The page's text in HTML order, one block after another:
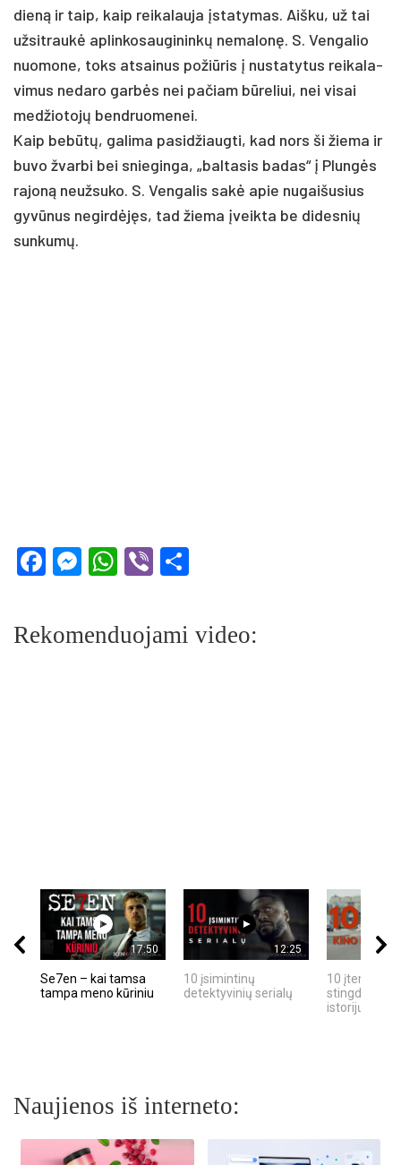
dieną ir taip, kaip rei­ka­lau­ja įsta­ty­mas. Aiš­ku, už tai
už­sit­raukė ap­lin­ko­sau­gi­ninkų ne­ma­lonę. S. Ven­ga­lio
nuo­mo­ne, toks at­sai­nus po­žiū­ris į nu­sta­ty­tus rei­ka­la­
vi­mus ne­da­ro garbės nei pa­čiam būre­liui, nei vi­sai
med­žio­tojų bend­ruo­me­nei.
Kaip be­būtų, ga­li­ma pa­si­džiaug­ti, kad nors ši žie­ma ir
bu­vo žvar­bi bei snie­gin­ga, „bal­ta­sis ba­das“ į Plungės
ra­joną neuž­su­ko. S. Ven­ga­lis sakė apie nu­gai­šu­sius
gyvū­nus ne­girdėjęs, tad žie­ma įveik­ta be di­des­nių
sun­kumų.
Facebook
Messenger
WhatsApp
Viber
Rekomenduojami video:
17:50
Se7en – kai tamsa
tampa meno kūriniu
12:25
10 įsimintinų
detektyvinių serialų
10 įtemptų,
stingdančių
istorijų
Naujienos iš interneto: